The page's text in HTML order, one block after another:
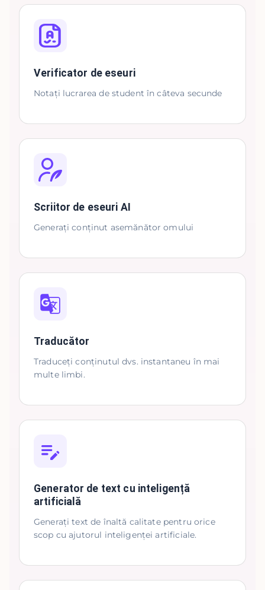
Verificator de eseuri
Notați lucrarea de student în câteva secunde
Scriitor de eseuri AI
Generați conținut asemănător omului
Traducător
Traduceți conținutul dvs. instantaneu în mai
multe limbi.
Generator de text cu inteligență
artificială
Generați text de înaltă calitate pentru orice
scop cu ajutorul inteligenței artificiale.